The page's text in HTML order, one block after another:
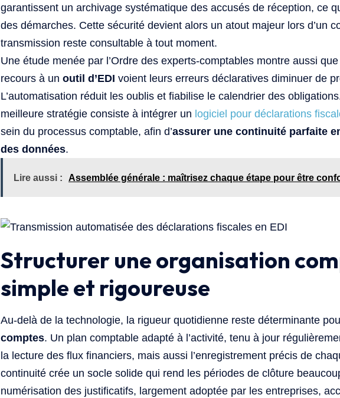
garantissent un archivage systématique des accusés de réception, ce
des démarches. Cette sécurité devient alors un atout majeur lors d’un
transmission reste consultable à tout moment.
Une étude menée par l’Ordre des experts-comptables montre aussi
recours à un outil d’EDI voient leurs erreurs déclaratives diminuer de
L’automatisation réduit les oublis et fiabilise le calendrier des
meilleure stratégie consiste à intégrer un logiciel pour déclarations
sein du processus comptable, afin d’assurer une continuité parfaite
des données.
Lire aussi : Assemblée générale : maîtrisez chaque étape pour être
Structurer une organisation
simple et rigoureuse
Au-delà de la technologie, la rigueur quotidienne reste déterminante
comptes. Un plan comptable adapté à l’activité, tenu à jour
la lecture des flux financiers, mais aussi l’enregistrement précis de
continuité crée un socle solide qui rend les périodes de clôture
numérisation des justificatifs, largement adoptée par les entreprises,